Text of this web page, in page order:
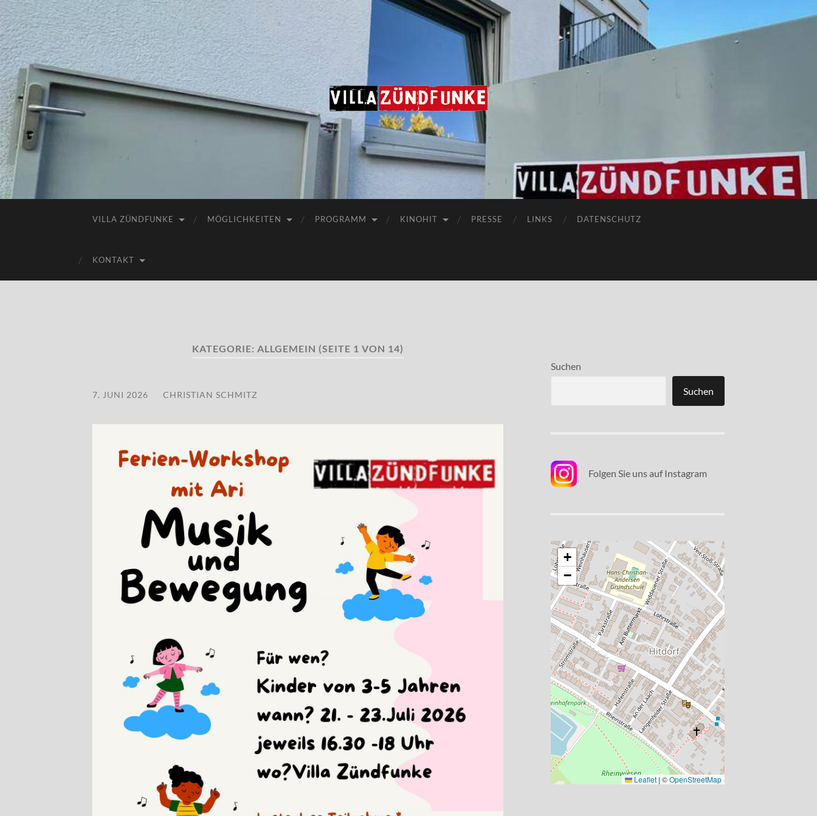
Villa
Zündfunke
VILLA ZÜNDFUNKE MÖGLICHKEITEN PROGRAMM KINOHIT PRESSE LINKS DATENSCHUTZ
KONTAKT
KATEGORIE: ALLGEMEIN (SEITE 1 VON 14)
7. JUNI 2026 CHRISTIAN SCHMITZ
Suchen
Suchen
Folgen Sie uns auf Instagram
+
−
Leaflet | ©OpenStreetMap